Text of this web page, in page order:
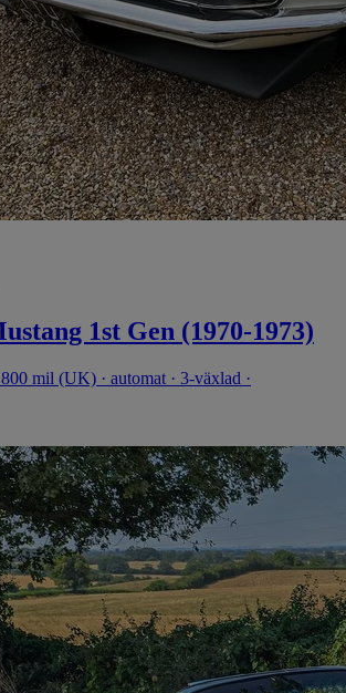
1st Gen (1970-1973)
mil (UK) · automat · 3-växlad ·